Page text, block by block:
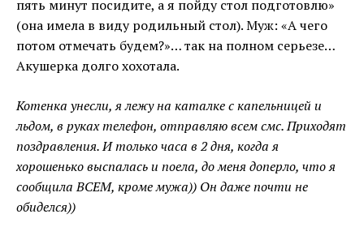
пять минут посидите, а я пойду стол подготовлю»
(она имела в виду родильный стол). Муж: «А чего
потом отмечать будем?»… так на полном серьезе…
Акушерка долго хохотала.
Котенка унесли, я лежу на каталке с капельницей и
льдом, в руках телефон, отправляю всем смс. Приходят
поздравления. И только часа в 2 дня, когда я
хорошенько выспалась и поела, до меня доперло, что я
сообщила ВСЕМ, кроме мужа)) Он даже почти не
обиделся))